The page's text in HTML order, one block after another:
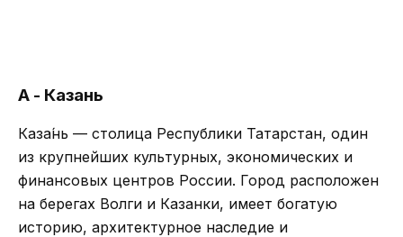
А - Казань
Каза́нь — столица Республики Татарстан, один
из крупнейших культурных, экономических и
финансовых центров России. Город расположен
на берегах Волги и Казанки, имеет богатую
историю, архитектурное наследие и